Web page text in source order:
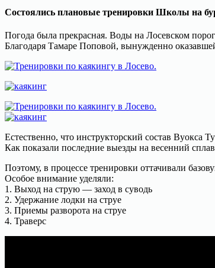
Состоялись плановые тренировки Школы на
Погода была прекрасная. Воды на Лосевском
Благодаря Тамаре Поповой, вынужденно
Естественно, что инструкторский состав Вуокса
Как показали последние выезды на весенний
Поэтому, в процессе тренировки оттачивали
Особое внимание уделяли:
1. Выход на струю — заход в суводь
2. Удержание лодки на струе
3. Приемы разворота на струе
4. Траверс